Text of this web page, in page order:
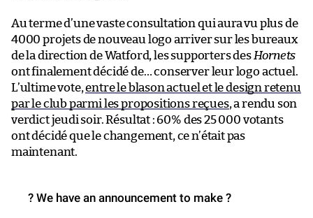
Au terme d’une vaste consultation qui aura vu plus de
4000 projets de nouveau logo arriver sur les bureaux
de la direction de Watford, les supporters des Hornets
ont finalement décidé de… conserver leur logo actuel.
L’ultime vote,entre le blason actuel et le design retenu
par le club parmi les propositions reçues, a rendu son
verdict jeudi soir. Résultat : 60% des 25 000 votants
ont décidé que le changement, ce n’était pas
maintenant.
? We have an announcement to make ?